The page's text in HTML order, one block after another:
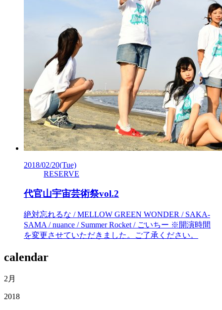
2018/02/20(Tue)
RESERVE
代官山宇宙芸術祭vol.2
絶対忘れるな / MELLOW GREEN WONDER / SAKA-
SAMA / nuance / Summer Rocket / ごいちー ※開演時間
を変更させていただきました。ご了承ください。
calendar
2月
2018